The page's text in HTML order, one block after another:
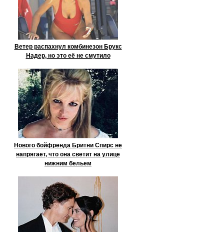
Ветер распахнул комбинезон Брукс
Надер, но это её не смутило
Нового бойфренда Бритни Спирс не
напрягает, что она светит на улице
нижним бельем